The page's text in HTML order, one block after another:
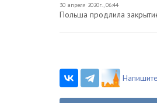
30 апреля 2020г., 06:44
Польша продлила